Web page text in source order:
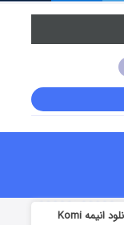
دانلود انیمه Komi